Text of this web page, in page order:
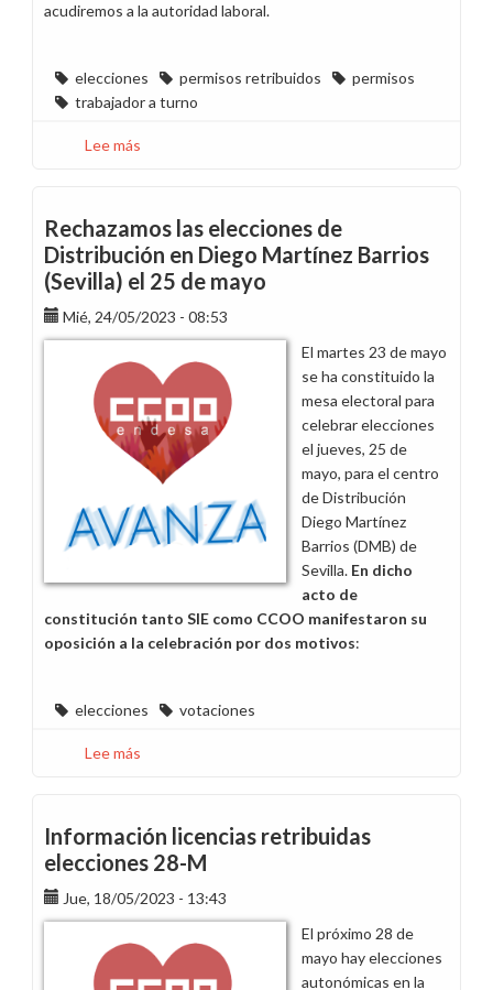
acudiremos a la autoridad laboral.
elecciones permisos retribuidos
permisos
trabajador a turno
Lee más
comunicación
de
la
dirección
respecto
a
los
permisos
electorales
del
personal
turno
Rechazamos las elecciones de
Distribución en Diego Martínez Barrios
(Sevilla) el 25 de mayo
Mié, 24/05/2023 - 08:53
El martes 23 de mayo
se ha constituido la
mesa electoral para
celebrar elecciones
el jueves, 25 de
mayo, para el centro
de Distribución
Diego Martínez
Barrios (DMB) de
Sevilla. En dicho
acto de
constitución tanto SIE como CCOO manifestaron su
oposición a la celebración por dos motivos:
elecciones votaciones
Lee más
elecciones
de
Distribución
en
Diego
Martínez
Barrios
Información licencias retribuidas
elecciones 28-M
Jue, 18/05/2023 - 13:43
El próximo 28 de
mayo hay elecciones
autonómicas en la